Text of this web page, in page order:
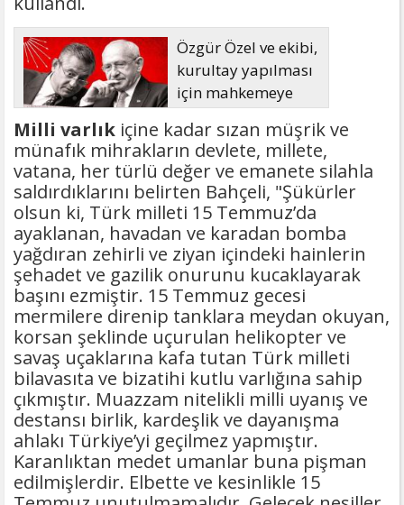
Özgür Özel ve ekibi,
kurultay yapılması
için mahkemeye
başvuruyor
Milli varlık içine kadar sızan müşrik ve
münafık mihrakların devlete, millete,
vatana, her türlü değer ve emanete silahla
saldırdıklarını belirten Bahçeli, "Şükürler
olsun ki, Türk milleti 15 Temmuz’da
ayaklanan, havadan ve karadan bomba
yağdıran zehirli ve ziyan içindeki hainlerin
şehadet ve gazilik onurunu kucaklayarak
başını ezmiştir. 15 Temmuz gecesi
mermilere direnip tanklara meydan okuyan,
korsan şeklinde uçurulan helikopter ve
savaş uçaklarına kafa tutan Türk milleti
bilavasıta ve bizatihi kutlu varlığına sahip
çıkmıştır. Muazzam nitelikli milli uyanış ve
destansı birlik, kardeşlik ve dayanışma
ahlakı Türkiye’yi geçilmez yapmıştır.
Karanlıktan medet umanlar buna pişman
edilmişlerdir. Elbette ve kesinlikle 15